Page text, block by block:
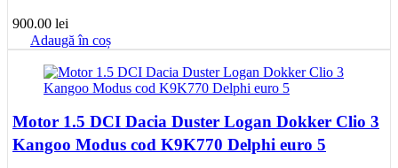
900.00 lei
Adaugă în coș
Motor 1.5 DCI Dacia Duster Logan Dokker Clio 3
Kangoo Modus cod K9K770 Delphi euro 5